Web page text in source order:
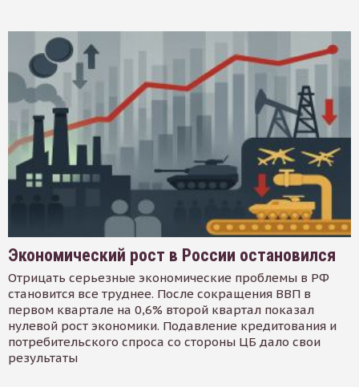
Экономический рост в России остановился
Отрицать серьезные экономические проблемы в РФ
становится все труднее. После сокращения ВВП в
первом квартале на 0,6% второй квартал показал
нулевой рост экономики. Подавление кредитования и
потребительского спроса со стороны ЦБ дало свои
результаты